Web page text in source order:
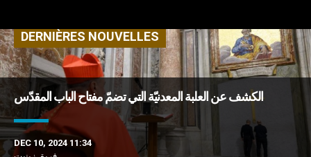
DERNIÈRES NOUVELLES
الكشف عن العلبة المعدنيّة التي تضمّ مفتاح الباب المقدّس
DEC 10, 2024 11:34